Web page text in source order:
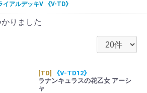
イアルデッキV 《V-TD》
りました
[TD]
《V-TD12》
ラナンキュラスの花乙女 アーシ
ャ